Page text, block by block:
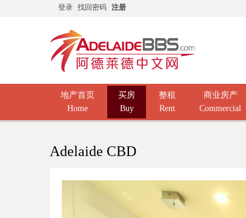
登录 找回密码 注册
地产首页
Home
买房
Buy
整租
Rent
商业房产
Commercial
Adelaide CBD